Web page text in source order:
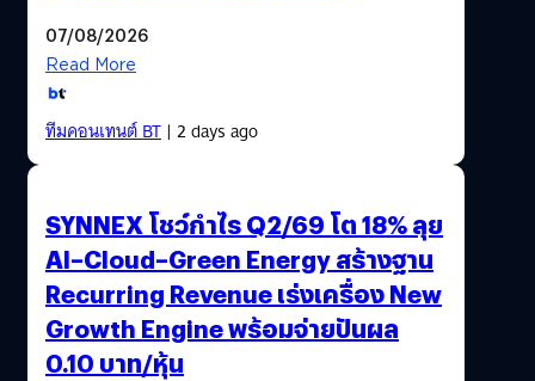
07/08/2026
Read More
ทีมคอนเทนต์ BT| 2 days ago
SYNNEX โชว์กำไร Q2/69 โต 18% ลุย
AI–Cloud–Green Energy สร้างฐาน
Recurring Revenue เร่งเครื่อง New
Growth Engine พร้อมจ่ายปันผล
0.10 บาท/หุ้น